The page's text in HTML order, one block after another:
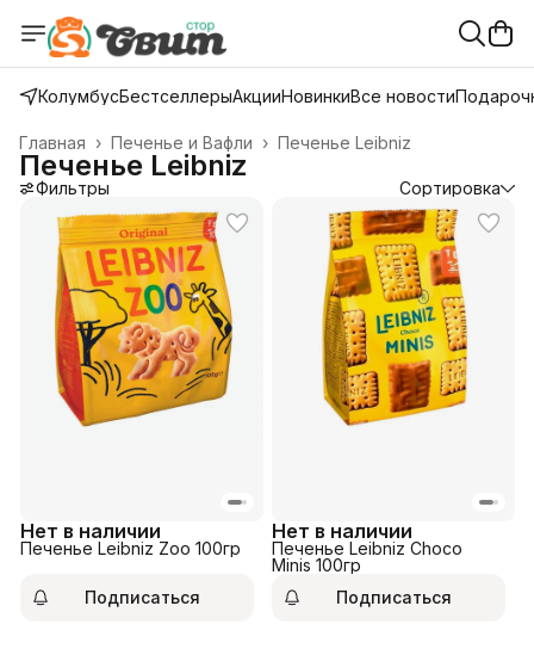
КолумбусБестселлерыАкцииНовинкиВсе новости
Печенье Leibniz
Печенье и Вафли ›
Главная ›
Печенье Leibniz
Фильтры Сортировка
Нет в наличии
Печенье Leibniz Zoo 100гр
Подписаться
Нет в наличии
Печенье Leibniz Choco
Minis 100гр
Подписаться